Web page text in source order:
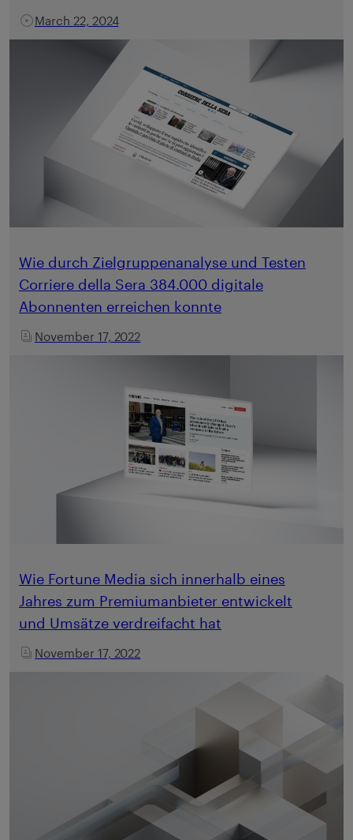
March 22, 2024
Wie durch Zielgruppenanalyse und Testen
Corriere della Sera 384.000 digitale
Abonnenten erreichen konnte
November 17, 2022
Wie Fortune Media sich innerhalb eines
Jahres zum Premiumanbieter entwickelt
und Umsätze verdreifacht hat
November 17, 2022